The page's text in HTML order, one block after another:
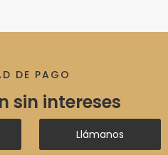
DE PAGO
sin intereses
Llámanos